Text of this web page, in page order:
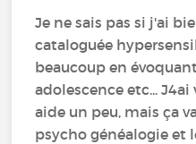
Je ne sais pas si j'ai
cataloguée
beaucoup en
adolescence etc...
aide un peu, mais ça
psycho généalogie et